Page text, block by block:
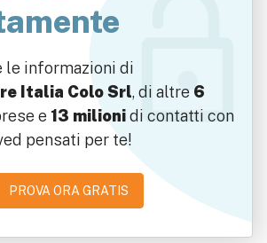
le informazioni di
Italia Colo Srl, di altre 6
e 13 milionidi contatti con
pensati per te!
PROVA ORA GRATIS